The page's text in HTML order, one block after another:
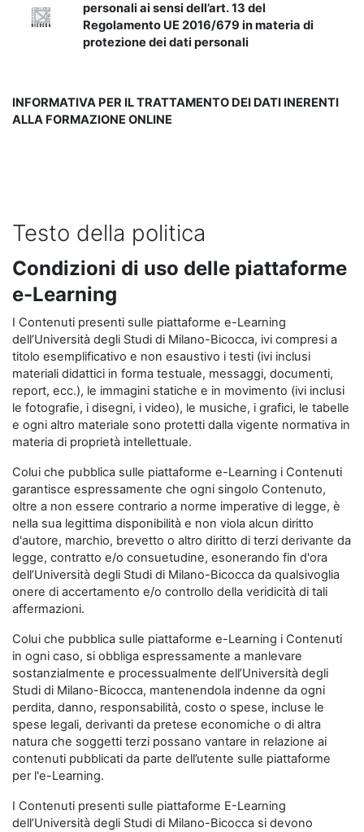
personali ai sensi dell’art. 13 del
Regolamento UE 2016/679 in materia di
protezione dei dati personali
INFORMATIVA PER IL TRATTAMENTO DEI DATI INERENTI
ALLA FORMAZIONE ONLINE
Testo della politica
Condizioni di uso delle piattaforme
e-Learning
I Contenuti presenti sulle piattaforme e-Learning
dell’Università degli Studi di Milano-Bicocca, ivi compresi a
titolo esemplificativo e non esaustivo i testi (ivi inclusi
materiali didattici in forma testuale, messaggi, documenti,
report, ecc.), le immagini statiche e in movimento (ivi inclusi
le fotografie, i disegni, i video), le musiche, i grafici, le tabelle
e ogni altro materiale sono protetti dalla vigente normativa in
materia di proprietà intellettuale.
Colui che pubblica sulle piattaforme e-Learning i Contenuti
garantisce espressamente che ogni singolo Contenuto,
oltre a non essere contrario a norme imperative di legge, è
nella sua legittima disponibilità e non viola alcun diritto
d'autore, marchio, brevetto o altro diritto di terzi derivante da
legge, contratto e/o consuetudine, esonerando fin d'ora
dell’Università degli Studi di Milano-Bicocca da qualsivoglia
onere di accertamento e/o controllo della veridicità di tali
affermazioni.
Colui che pubblica sulle piattaforme e-Learning i Contenuti
in ogni caso, si obbliga espressamente a manlevare
sostanzialmente e processualmente dell’Università degli
Studi di Milano-Bicocca, mantenendola indenne da ogni
perdita, danno, responsabilità, costo o spese, incluse le
spese legali, derivanti da pretese economiche o di altra
natura che soggetti terzi possano vantare in relazione ai
contenuti pubblicati da parte dell’utente sulle piattaforme
per l'e-Learning.
I Contenuti presenti sulle piattaforme E-Learning
dell’Università degli Studi di Milano-Bicocca si devono